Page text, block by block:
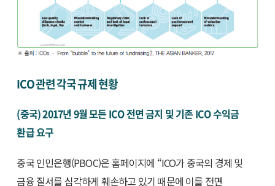
ICO 관련 각국 규제 현황
(중국) 2017년 9월 모든 ICO 전면 금지 및 기존 ICO 수익금
환급 요구
중국 인민은행(PBOC)은 홈페이지에 “ICO가 중국의 경제 및
금융 질서를 심각하게 훼손하고 있기 때문에 이를 전면